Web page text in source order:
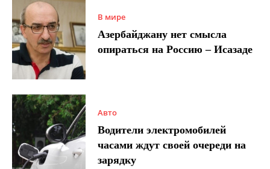
В мире
Азербайджану нет смысла
опираться на Россию – Исазаде
Авто
Водители электромобилей
часами ждут своей очереди на
зарядку